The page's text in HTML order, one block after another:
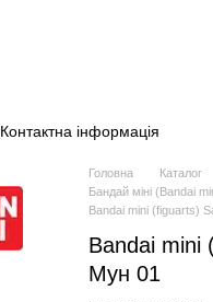
Контактна інформація
Головна Каталог
Бандай міні (Bandai
Bandai mini (figuarts)
Bandai mini
Мун 01